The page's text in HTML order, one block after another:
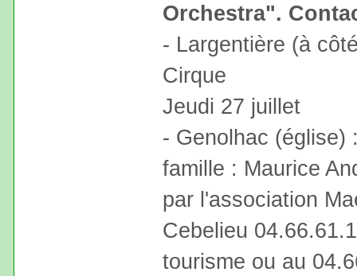
Orchestra".
- Largentière (à
Cirque
Jeudi 27 juillet
- Genolhac (église)
famille : Maurice
par l'association
Cebelieu
tourisme ou au